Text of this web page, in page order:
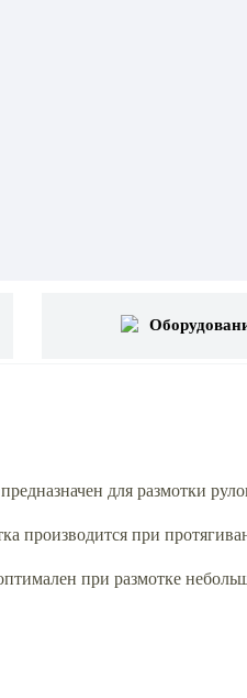
для размотки
производится при
при размотке